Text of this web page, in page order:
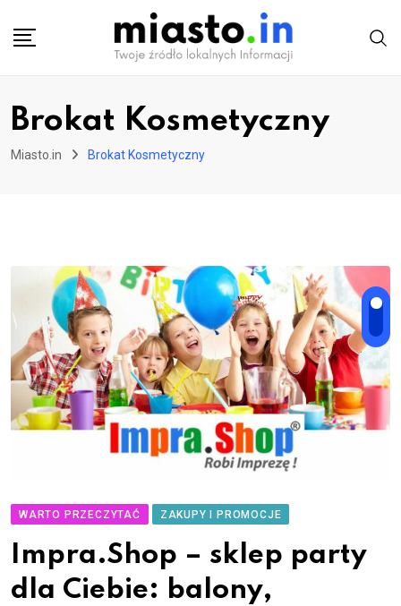
Brokat Kosmetyczny
Miasto.in Brokat Kosmetyczny
WARTO PRZECZYTAĆ ZAKUPY I PROMOCJE
Impra.Shop – sklep party
dla Ciebie: balony,